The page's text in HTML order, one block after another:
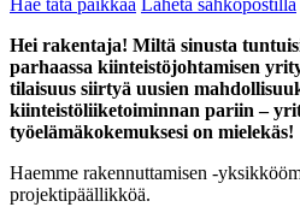
Hei rakentaja! Miltä sinusta
parhaassa kiinteistöjohtamisen
tilaisuus siirtyä uusien
kiinteistöliiketoiminnan pariin –
työelämäkokemuksesi on mielekäs!
Haemme rakennuttamisen -
projektipäällikköä.